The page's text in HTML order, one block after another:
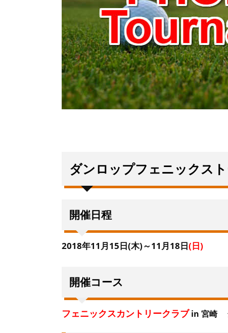
ダンロップフェニックス
開催日程
2018年11月15日(木)～11月18日(日)
開催コース
フェニックスカントリークラブin 宮崎